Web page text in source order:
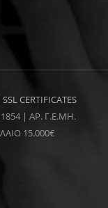
SSL CERTIFICATES
| AP. Γ.Ε.ΜΗ.
15.000€